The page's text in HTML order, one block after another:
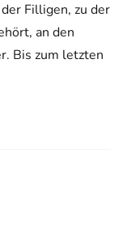
Filligen, zu der
an den
Bis zum letzten